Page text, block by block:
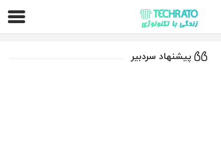
تکراتو – زندگی با تکنولوژی
پیشنهاد سردبیر